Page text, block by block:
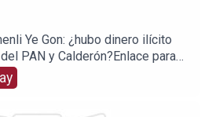
Ye Gon: ¿hubo dinero ilícito
PAN y Calderón?Enlace para
julioastilleroEnl